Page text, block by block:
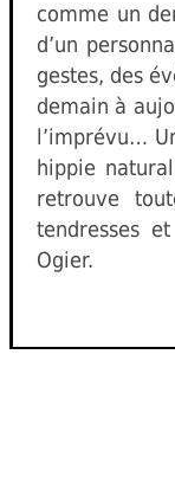
comme un
d’un
gestes, des
demain à
l’imprévu…
hippie
retrouve
tendresses
Ogier.